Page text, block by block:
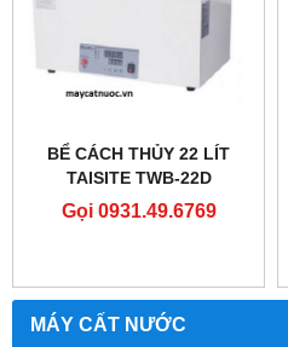
MÁY CẤT NƯỚC
BỂ CÁCH THỦY 22 LÍT
TAISITE TWB-22D
Gọi 0931.49.6769